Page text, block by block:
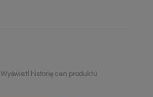
Wyświetl historię cen produktu